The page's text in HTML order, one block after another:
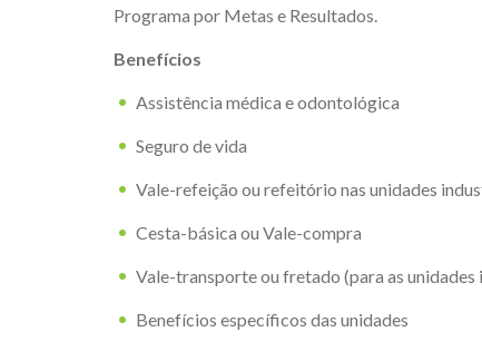
Programa por Metas e Resultados.
Benefícios
Assistência médica e odontológica
Seguro de vida
Vale-refeição ou refeitório nas unidades
Cesta-básica ou Vale-compra
Vale-transporte ou fretado (para as unidades
Benefícios específicos das unidades